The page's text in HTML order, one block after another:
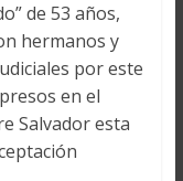
de 53 años,
hermanos y
por este
en el
Salvador esta